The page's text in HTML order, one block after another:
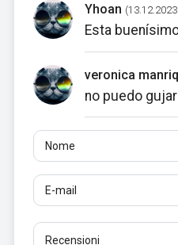
Yhoan
Esta
veronica
no puedo gujar
Nome
E-mail
Recensioni
Almeno 10 caratteri. I link